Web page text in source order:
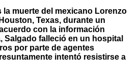
la muerte del mexicano Lorenzo
Texas, durante un
con la información
Salgado falleció en un hospital
por parte de agentes
intentó resistirse a